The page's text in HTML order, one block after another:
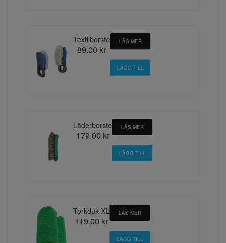
Textilborste
89.00 kr
LÄS MER
Läderborste
179.00 kr
LÄS MER
Torkduk XL
119.00 kr
LÄS MER